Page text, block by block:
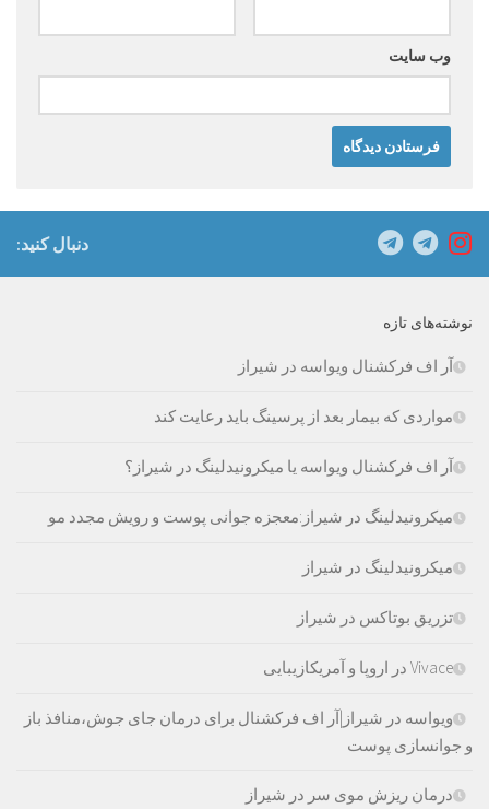
وب‌ سایت
دنبال کنید:
نوشته‌های تازه
آر اف فرکشنال ویواسه در شیراز
مواردی که بیمار بعد از پرسینگ باید رعایت کند
آر اف فرکشنال ویواسه یا میکرونیدلینگ در شیراز؟
میکرونیدلینگ در شیراز:معجزه جوانی پوست و رویش مجدد مو
میکرونیدلینگ در شیراز
تزریق بوتاکس در شیراز
Vivace در اروپا و آمریکازیبایی
ویواسه در شیراز|آر اف فرکشنال برای درمان جای جوش،منافذ باز
و جوانسازی پوست
درمان ریزش موی سر در شیراز